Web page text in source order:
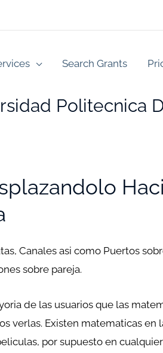
Search Grants
Politecnica
Canales asi­ como Puertos
sobre pareja.
de las usuarios que las
verlas. Existen matematicas en
por supuesto en